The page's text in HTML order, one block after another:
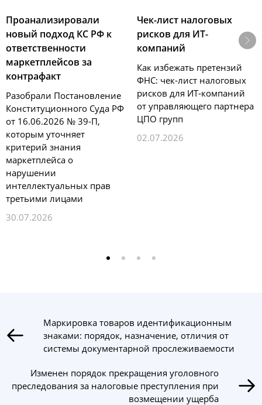
Проанализировали
новый подход КС РФ к
ответственности
маркетплейсов за
контрафакт
Разобрали Постановление
Конституционного Суда РФ
от 16.06.2026 № 39-П,
которым уточняет
критерий знания
маркетплейса о
нарушении
интеллектуальных прав
третьими лицами
30.07.2026
Чек-лист налоговых
рисков для ИТ-
компаний
Как избежать претензий
ФНС: чек‑лист налоговых
рисков для ИТ‑компаний
от управляющего партнера
ЦПО групп
02.07.2026
Маркировка товаров идентификационным
знаками: порядок, назначение, отличия от
системы документарной прослеживаемости
Изменен порядок прекращения уголовного
преследования за налоговые преступления при
возмещении ущерба